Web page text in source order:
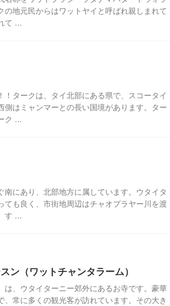
地元民からはワットヤイと呼ばれ親しまれて
て ...
タークは、タイ北部にある県で、スコータイ
はミャンマーとの長い国境があります。ター
ク ...
にあり、北部地方に属しています。ウタイタ
ても良く、市街地周辺はチャオプラヤー川を渡
す ...
ン（ワットチャンタラーム）
は、ウタイターニー郊外にあるお寺です。豪華
常に多くの観光客が訪れています。その大き